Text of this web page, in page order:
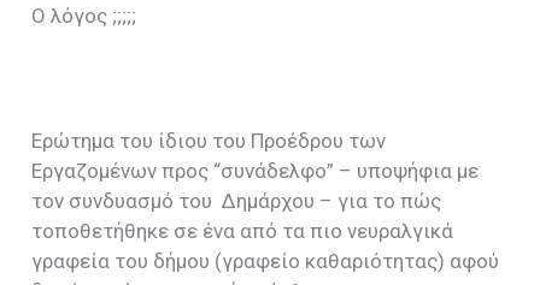
Ο λόγος ;;;;;
Ερώτημα του ίδιου του Προέδρου των
Εργαζομένων προς “συνάδελφο” – υποψήφια με
τον συνδυασμό του Δημάρχου – για το πώς
τοποθετήθηκε σε ένα από τα πιο νευραλγικά
γραφεία του δήμου (γραφείο καθαριότητας) αφού